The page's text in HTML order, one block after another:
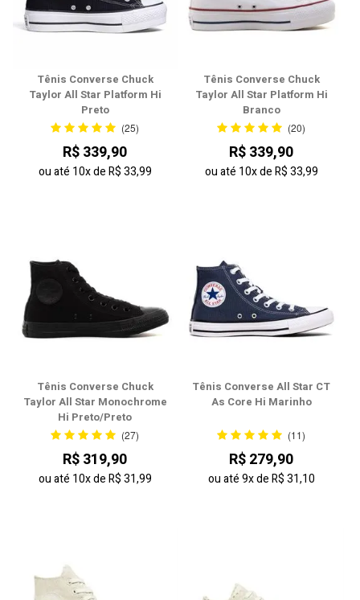
Tênis Converse Chuck
Taylor All Star Platform Hi
Preto
(25)
R$ 339,90
ou até 10xdeR$ 33,99
Tênis Converse Chuck
Taylor All Star Platform Hi
Branco
(20)
R$ 339,90
ou até 10xdeR$ 33,99
Tênis Converse Chuck
Taylor All Star Monochrome
Hi Preto/Preto
(27)
R$ 319,90
ou até 10xdeR$ 31,99
Tênis Converse All Star CT
As Core Hi Marinho
(11)
R$ 279,90
ou até9xdeR$ 31,10